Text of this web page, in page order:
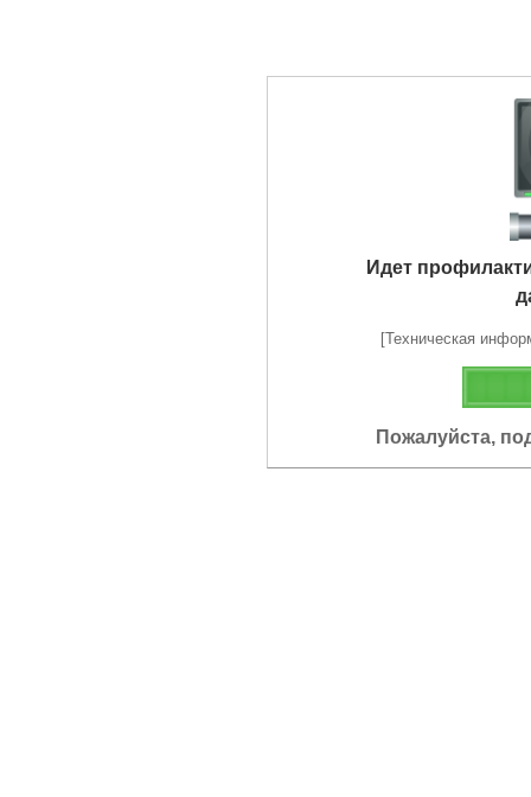
Идет
[Техническая
Пожалуйста,